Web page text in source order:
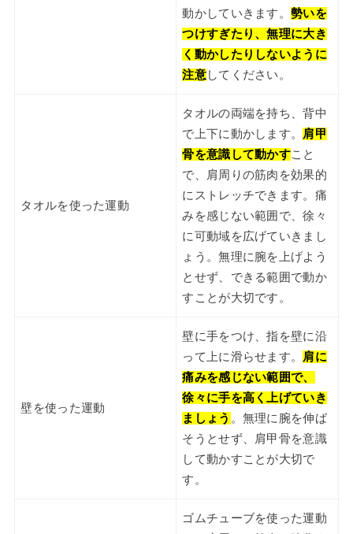
動かしていきます。勢いを
つけすぎたり、無理に大き
く動かしたりしないように
注意してください。
タオルを使った運動
タオルの両端を持ち、背中
で上下に動かします。
肩甲
骨を意識して動かすこと
で、肩周りの筋肉を効果的
にストレッチできます。痛
みを感じない範囲で、徐々
に可動域を広げていきまし
ょう。無理に腕を上げよう
とせず、できる範囲で動か
すことが大切です。
壁を使った運動
壁に手をつけ、指を壁に沿
って上に滑らせます。
肩に
痛みを感じない範囲で、
徐々に手を高く上げていき
ましょう 。無理に腕を伸ば
そうとせず、肩甲骨を意識
して動かすことが大切で
す。
ゴムチューブを使った運動